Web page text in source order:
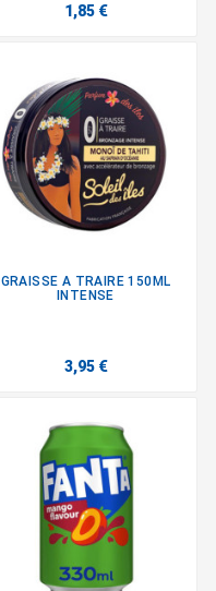
1,85 €
GRAISSE A TRAIRE 150ML
INTENSE
3,95 €